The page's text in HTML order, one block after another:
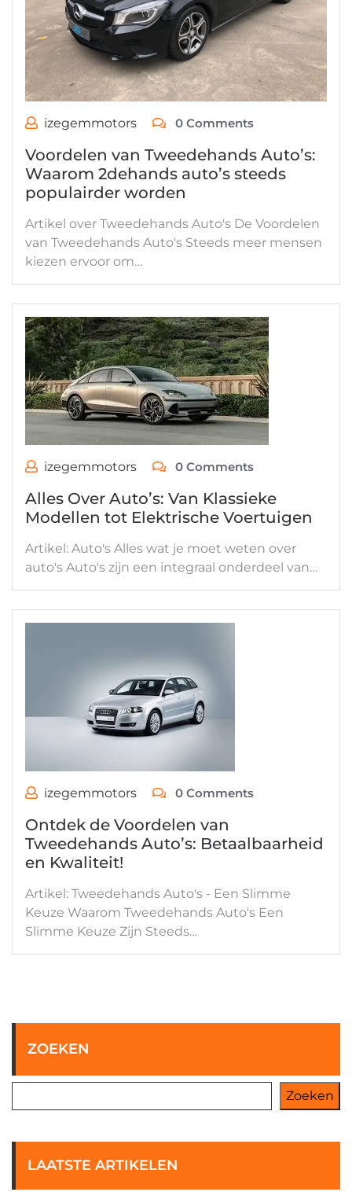
izegemmotors 0 Comments
Voordelen van Tweedehands Auto’s:
Waarom 2dehands auto’s steeds
populairder worden
Artikel over Tweedehands Auto's De Voordelen
van Tweedehands Auto's Steeds meer mensen
kiezen ervoor om…
izegemmotors 0 Comments
Alles Over Auto’s: Van Klassieke
Modellen tot Elektrische Voertuigen
Artikel: Auto's Alles wat je moet weten over
auto's Auto's zijn een integraal onderdeel van…
izegemmotors 0 Comments
Ontdek de Voordelen van
Tweedehands Auto’s: Betaalbaarheid
en Kwaliteit!
Artikel: Tweedehands Auto's - Een Slimme
Keuze Waarom Tweedehands Auto's Een
Slimme Keuze Zijn Steeds…
ZOEKEN
Zoeken
LAATSTE ARTIKELEN